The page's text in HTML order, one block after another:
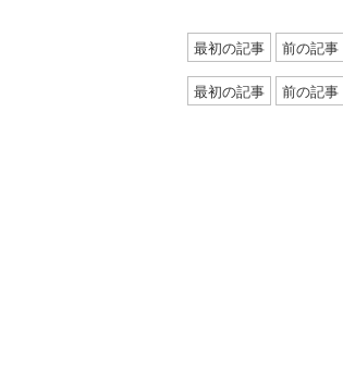
最初の記事 前の記事
最初の記事 前の記事